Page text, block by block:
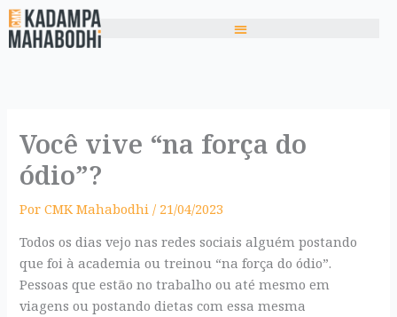
Ir
para
Você vive “na força do
ódio”?
PorCMK Mahabodhi / 21/04/2023
Todos os dias vejo nas redes sociais alguém postando
que foi à academia ou treinou “na força do ódio”.
Pessoas que estão no trabalho ou até mesmo em
viagens ou postando dietas com essa mesma